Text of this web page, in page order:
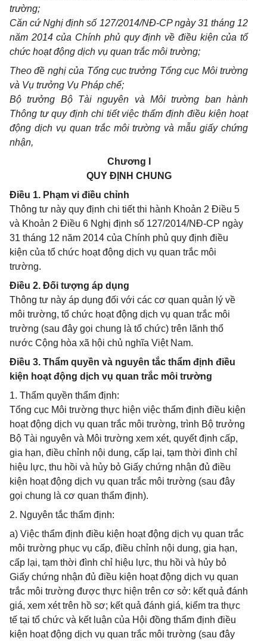
trường;
Căn cứ Nghị định số 127/2014/NĐ-CP ngày 31 tháng 12
năm 2014 của Chính phủ quy định về điều kiện của tổ
chức hoạt động dịch vụ quan trắc môi trường;
Theo đề nghị của Tổng cục trưởng Tổng cục Môi trường
và Vụ trưởng Vụ Pháp chế;
Bộ trưởng Bộ Tài nguyên và Môi trường ban hành
Thông tư quy định chi tiết việc thẩm định điều kiện hoạt
động dịch vụ quan trắc môi trường và mẫu giấy chứng
nhận,
Chương I
QUY ĐỊNH CHUNG
Điều 1. Phạm vi điều chỉnh
Thông tư này quy định chi tiết thi hành Khoản 2 Điều 5
và Khoản 2 Điều 6 Nghị định số 127/2014/NĐ-CP ngày
31 tháng 12 năm 2014 của Chính phủ quy định điều
kiện của tổ chức hoạt động dịch vụ quan trắc môi
trường.
Điều 2. Đối tượng áp dụng
Thông tư này áp dụng đối với các cơ quan quản lý về
môi trường, tổ chức hoạt động dịch vụ quan trắc môi
trường (sau đây gọi chung là tổ chức) trên lãnh thổ
nước Cộng hòa xã hội chủ nghĩa Việt Nam.
Điều 3. Thẩm quyền và nguyên tắc thẩm định điều
kiện hoạt động dịch vụ quan trắc môi trường
1. Thẩm quyền thẩm định:
Tổng cục Môi trường thực hiện việc thẩm định điều kiện
hoạt động dịch vụ quan trắc môi trường, trình Bộ trưởng
Bộ Tài nguyên và Môi trường xem xét, quyết định cấp,
gia hạn, điều chỉnh nội dung, cấp lại, tạm thời đình chỉ
hiệu lực, thu hồi và hủy bỏ Giấy chứng nhận đủ điều
kiện hoạt động dịch vụ quan trắc môi trường (sau đây
gọi chung là cơ quan thẩm định).
2. Nguyên tắc thẩm định:
a) Việc thẩm định điều kiện hoạt động dịch vụ quan trắc
môi trường phục vụ cấp, điều chỉnh nội dung, gia hạn,
cấp lại, tạm thời đình chỉ hiệu lực, thu hồi và hủy bỏ
Giấy chứng nhận đủ điều kiện hoạt động dịch vụ quan
trắc môi trường được thực hiện trên cơ sở: kết quả đánh
giá, xem xét trên hồ sơ; kết quả đánh giá, kiểm tra thực
tế tại tổ chức và kết luận của Hội đồng thẩm định điều
kiện hoạt động dịch vụ quan trắc môi trường (sau đây